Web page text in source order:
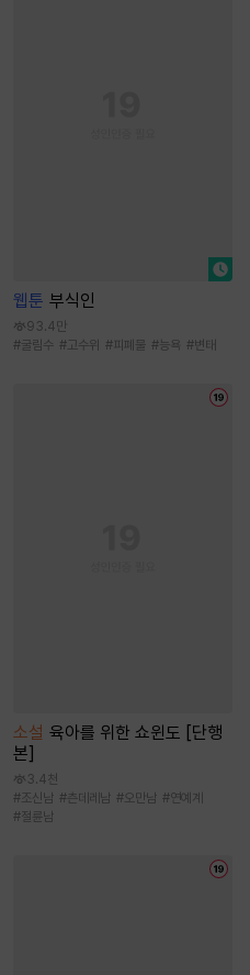
웹툰 부식인
93.4만
#굴림수 #고수위 #피폐물 #능욕 #변태
소설 육아를 위한 쇼윈도 [단행
본]
3.4천
#조신남 #츤데레남 #오만남 #연예계
#절륜남